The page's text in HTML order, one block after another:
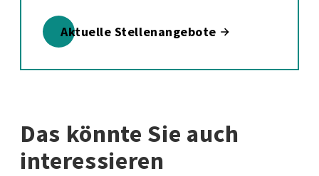
Aktuelle Stellenangebote
Das könnte Sie auch
interessieren